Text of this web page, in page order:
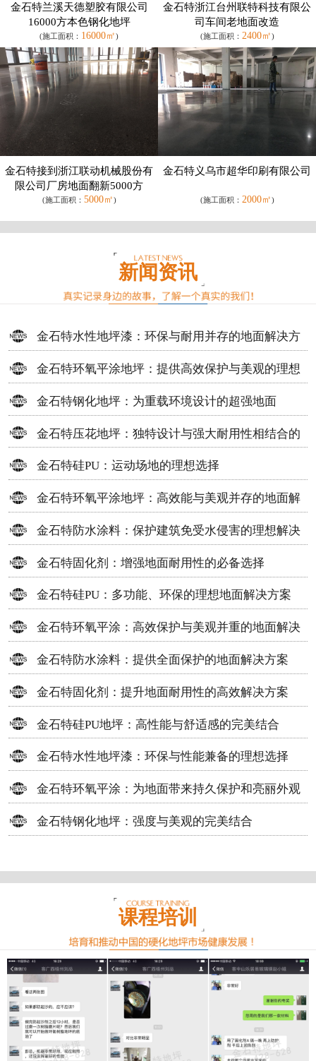
金石特兰溪天德塑胶有限公司
16000方本色钢化地坪
(施工面积： 16000㎡)
金石特浙江台州联特科技有限公
司车间老地面改造
(施工面积： 2400㎡)
金石特接到浙江联动机械股份有
限公司厂房地面翻新5000方
(施工面积： 5000㎡)
金石特义乌市超华印刷有限公司
(施工面积： 2000㎡)
新闻资讯
金石特水性地坪漆：环保与耐用并存的地面解决方
案
金石特环氧平涂地坪：提供高效保护与美观的理想
选择
金石特钢化地坪：为重载环境设计的超强地面
金石特压花地坪：独特设计与强大耐用性相结合的
地面材料
金石特硅PU：运动场地的理想选择
金石特环氧平涂地坪：高效能与美观并存的地面解
决方案
金石特防水涂料：保护建筑免受水侵害的理想解决
方案
金石特固化剂：增强地面耐用性的必备选择
金石特硅PU：多功能、环保的理想地面解决方案
金石特环氧平涂：高效保护与美观并重的地面解决
方案
金石特防水涂料：提供全面保护的地面解决方案
金石特固化剂：提升地面耐用性的高效解决方案
金石特硅PU地坪：高性能与舒适感的完美结合
金石特水性地坪漆：环保与性能兼备的理想选择
金石特环氧平涂：为地面带来持久保护和亮丽外观
金石特钢化地坪：强度与美观的完美结合
课程培训